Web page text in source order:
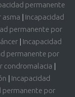
permanente
asma | Incapacidad
permanente por
| Incapacidad
permanente por
condromalacia |
| Incapacidad
permanente por